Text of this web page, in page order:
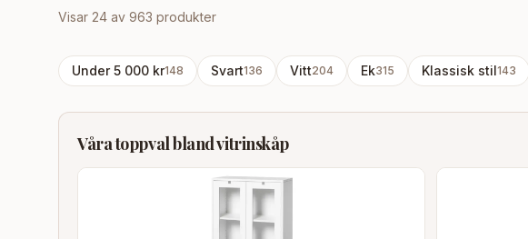
Visar 24 av 963 produkter
Under5 000 kr148 Svart136 Vitt204 Ek315 Klassisk stil143
Våra toppval blandvitrinskåp